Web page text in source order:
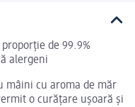
de 99.9%
alergeni
mâini cu aroma de măr
o curățare ușoară și